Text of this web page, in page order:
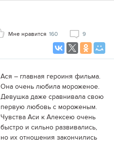
Мне нравится 160 9
Ася – главная героиня фильма.
Она очень любила мороженое.
Девушка даже сравнивала свою
первую любовь с мороженым.
Чувства Аси к Алексею очень
быстро и сильно развивались,
но их отношения закончились